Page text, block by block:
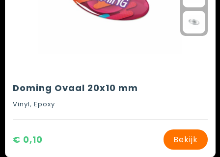
Doming Ovaal 20x10 mm
Vinyl, Epoxy
€ 0,10 Bekijk